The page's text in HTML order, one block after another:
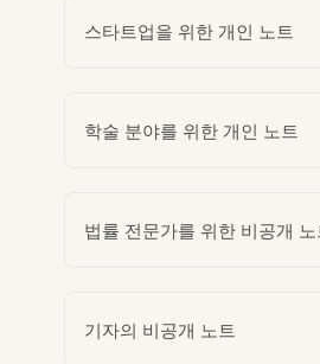
스타트업을 위한 개인 노트
학술 분야를 위한 개인 노트
법률 전문가를 위한 비공개 노
기자의 비공개 노트